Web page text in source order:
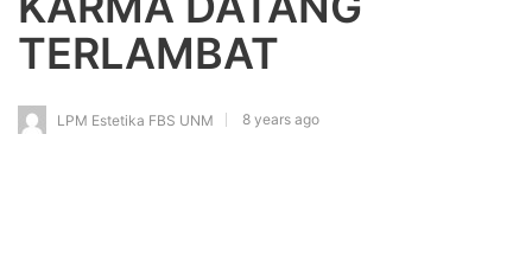
TERLAMBAT
LPM Estetika FBS UNM 8 years ago